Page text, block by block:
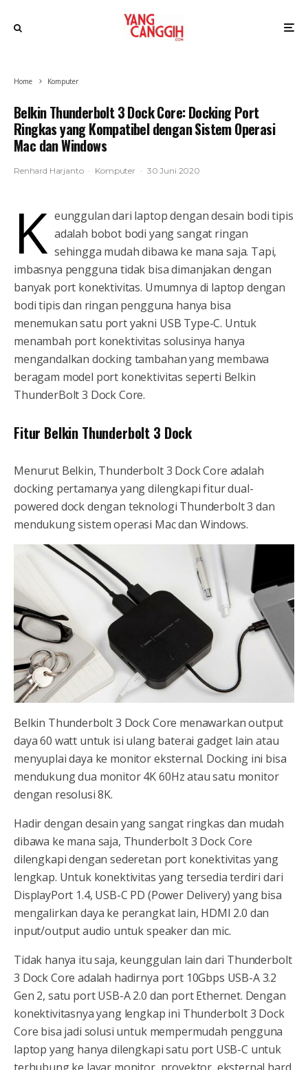
Home Komputer
Belkin Thunderbolt 3 Dock Core: Docking Port
Ringkas yang Kompatibel dengan Sistem Operasi
Mac dan Windows
Renhard Harjanto · Komputer · 30 Juni 2020
K eunggulan dari laptop dengan desain bodi tipis
adalah bobot bodi yang sangat ringan
sehingga mudah dibawa ke mana saja. Tapi,
imbasnya pengguna tidak bisa dimanjakan dengan
banyak port konektivitas. Umumnya di laptop dengan
bodi tipis dan ringan pengguna hanya bisa
menemukan satu port yakni USB Type-C. Untuk
menambah port konektivitas solusinya hanya
mengandalkan docking tambahan yang membawa
beragam model port konektivitas seperti Belkin
ThunderBolt 3 Dock Core.
Fitur Belkin Thunderbolt 3 Dock
Menurut Belkin, Thunderbolt 3 Dock Core adalah
docking pertamanya yang dilengkapi fitur dual-
powered dock dengan teknologi Thunderbolt 3 dan
mendukung sistem operasi Mac dan Windows.
Belkin Thunderbolt 3 Dock Core menawarkan output
daya 60 watt untuk isi ulang baterai gadget lain atau
menyuplai daya ke monitor eksternal. Docking ini bisa
mendukung dua monitor 4K 60Hz atau satu monitor
dengan resolusi 8K.
Hadir dengan desain yang sangat ringkas dan mudah
dibawa ke mana saja, Thunderbolt 3 Dock Core
dilengkapi dengan sederetan port konektivitas yang
lengkap. Untuk konektivitas yang tersedia terdiri dari
DisplayPort 1.4, USB-C PD (Power Delivery) yang bisa
mengalirkan daya ke perangkat lain, HDMI 2.0 dan
input/output audio untuk speaker dan mic.
Tidak hanya itu saja, keunggulan lain dari Thunderbolt
3 Dock Core adalah hadirnya port 10Gbps USB-A 3.2
Gen 2, satu port USB-A 2.0 dan port Ethernet. Dengan
konektivitasnya yang lengkap ini Thunderbolt 3 Dock
Core bisa jadi solusi untuk mempermudah pengguna
laptop yang hanya dilengkapi satu port USB-C untuk